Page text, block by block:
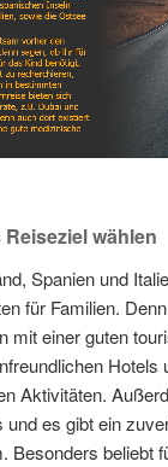
wählen
Spanien und
für Familien.
mit einer guten
Hotels
Aktivitäten.
es gibt ein
Besonders beliebt